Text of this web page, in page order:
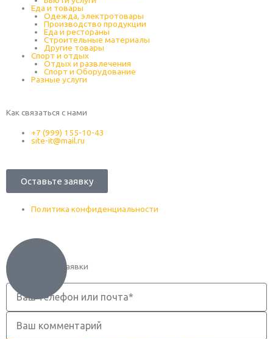
Еда и товары
Одежда, электротовары
Производство продукции
Еда и рестораны
Строительные материалы
Другие товары
Спорт и отдых
Отдых и развлечения
Спорт и Оборудование
Разные услуги
Как связаться с нами
+7 (999) 155-10-43
site-it@mail.ru
Оставьте заявку
Политика конфиденциальности
Оформление заявки
Телефон
Комментарий